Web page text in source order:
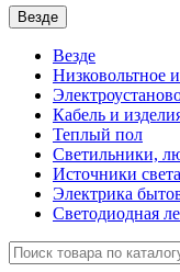
Везде
Везде
Низковольтное
Кабель и
Теплый пол
Светильники,
Источники света
Электрика
Светодиодная